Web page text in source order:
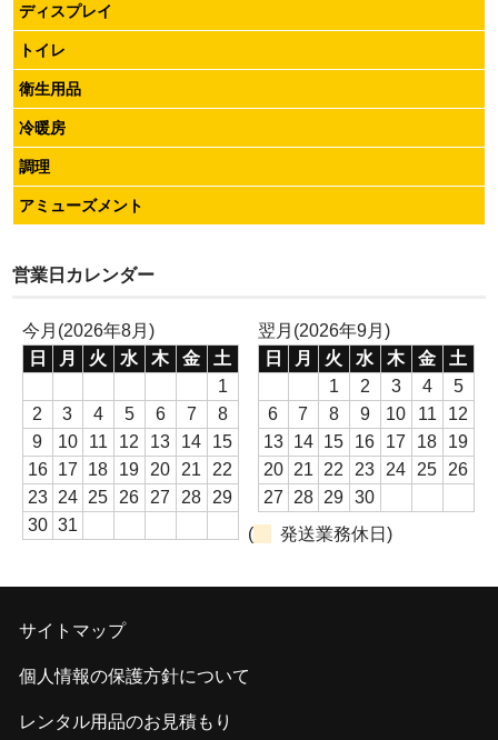
ディスプレイ
トイレ
衛生用品
冷暖房
調理
アミューズメント
営業日カレンダー
今月(2026年8月)
日
月 火 水 木 金
土
1
2
3 4 5 6 7
8
9
10 11 12 13 14
15
16 17 18 19 20 21
22
23 24 25 26 27 28
29
30 31
翌月(2026年9月)
日
月 火 水 木 金
土
1
2 3 4
5
6
7 8 9 10 11
12
13 14 15 16 17 18
19
20 21 22 23 24 25
26
27
28 29
30
(
発送業務休日)
サイトマップ
個人情報の保護方針について
レンタル用品のお見積もり